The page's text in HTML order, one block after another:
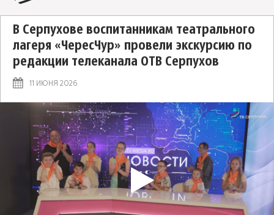
В Серпухове воспитанникам театрального
лагеря «ЧересЧур» провели экскурсию по
редакции телеканала ОТВ Серпухов
11 ИЮНЯ 2026